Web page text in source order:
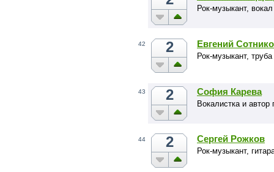
Рок-музыкант,
42 2 Евгений
Рок-музыкант,
43 2 София Карева
Вокалистка и
44 2 Сергей Рожков
Рок-музыкант,